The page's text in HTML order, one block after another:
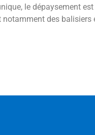
le dépaysement
des